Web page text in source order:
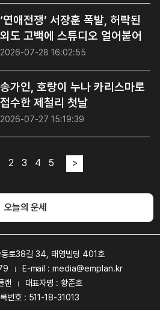
‘연애전쟁’ 서장훈 폭발, 허락된
외도 고백에 스튜디오 얼어붙어
2026-07-28 16:02:55
송가인, 호랑이 누나 카리스마로
접수한 제철리 첫날
2026-07-27 15:19:39
2 3 4 5 >
오늘의 운세
동로38길 34, 태영빌딩 401호
E-mail : media@emplan.kr
랜
대표자명 : 황준호
번호 : 511-18-31013